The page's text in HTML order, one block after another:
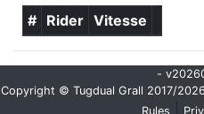
# Rider Vitesse
-
Copyright © Tugdual Grall 2017/
Rules